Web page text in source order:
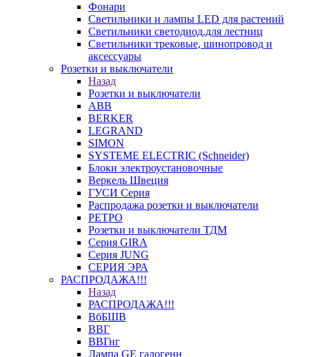
Фонари
Светильники и лампы LED для растений
Светильники светодиод.для лестниц
Светильники трековые, шинопровод и
аксессуары
Розетки и выключатели
Назад
Розетки и выключатели
ABB
BERKER
LEGRAND
SIMON
SYSTEME ELECTRIC (Schneider)
Блоки электроустановочные
Веркель Швеция
ГУСИ Серия
Распродажа розетки и выключатели
РЕТРО
Розетки и выключатели ТДМ
Серия GIRA
Серия JUNG
СЕРИЯ ЭРА
РАСПРОДАЖА!!!
Назад
РАСПРОДАЖА!!!
ВбБШВ
ВВГ
ВВГнг
Лампа GE галогенн